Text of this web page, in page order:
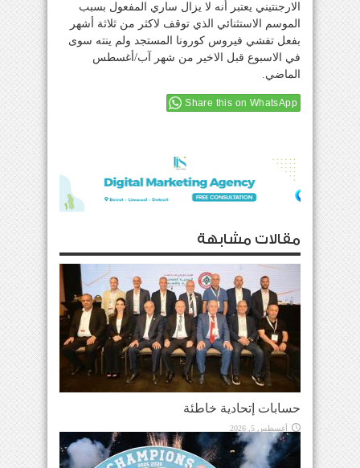
الارجنتيني يعتبر أنه لا يزال ساري المفعول بسبب
الموسم الاستثنائي الذي توقف لاكثر من ثلاثة أشهر
بفعل تفشي فيروس كورونا المستجد ولم ينته سوى
في الاسبوع قبل الاخير من شهر آب/أغسطس
الماضي.
Share this on WhatsApp
مقالات مشابهة
حسابات إتحادية خاطئة
أغسطس 5, 2026